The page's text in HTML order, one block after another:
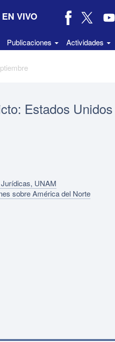
EN VIVO
Publicaciones Actividades
Estados
UNAM
sobre América del Norte